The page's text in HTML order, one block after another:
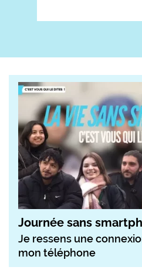
Journée sans
Je ressens une
mon téléphone